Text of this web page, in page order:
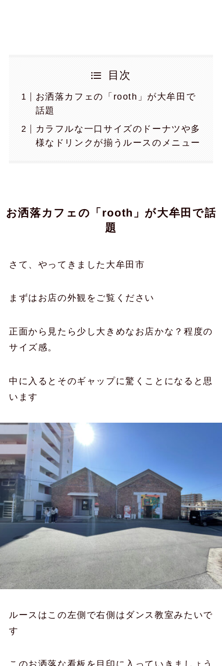
目次
お洒落カフェの「rooth」が大牟田で
話題
カラフルな一口サイズのドーナツや多
様なドリンクが揃うルースのメニュー
お洒落カフェの「rooth」が大牟田で話
題
さて、やってきました大牟田市
まずはお店の外観をご覧ください
正面から見たら少し大きめなお店かな？程度の
サイズ感。
中に入るとそのギャップに驚くことになると思
います
ルースはこの左側で右側はダンス教室みたいで
す